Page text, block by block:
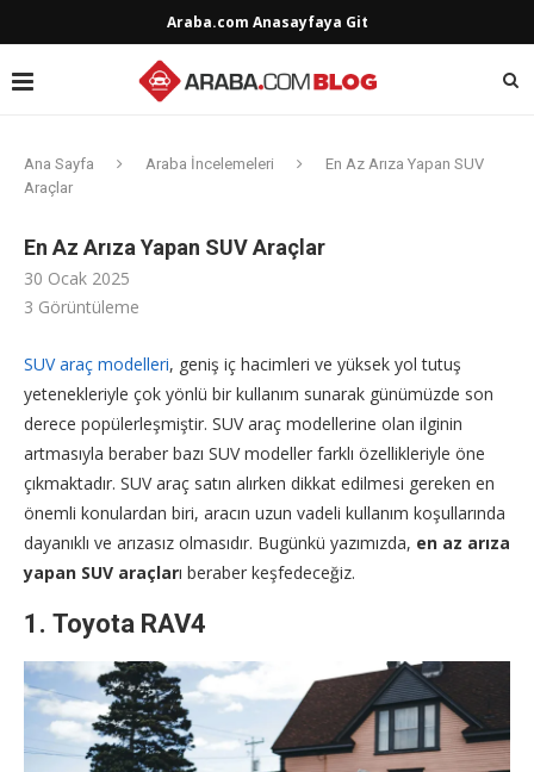
Araba.com Anasayfaya Git
Ana Sayfa Araba İncelemeleri
En Az Arıza Yapan SUV
Araçlar
En Az Arıza Yapan SUV Araçlar
30 Ocak 2025
3 Görüntüleme
SUV araç modelleri, geniş iç hacimleri ve yüksek yol tutuş
yetenekleriyle çok yönlü bir kullanım sunarak günümüzde son
derece popülerleşmiştir. SUV araç modellerine olan ilginin
artmasıyla beraber bazı SUV modeller farklı özellikleriyle öne
çıkmaktadır. SUV araç satın alırken dikkat edilmesi gereken en
önemli konulardan biri, aracın uzun vadeli kullanım koşullarında
dayanıklı ve arızasız olmasıdır. Bugünkü yazımızda, en az arıza
yapan SUV araçları beraber keşfedeceğiz.
1. Toyota RAV4